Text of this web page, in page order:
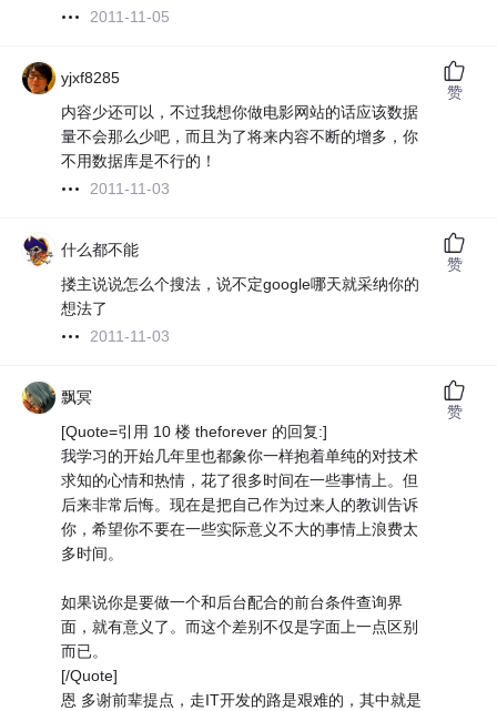
2011-11-05
yjxf8285
内容少还可以，不过我想你做电影网站的话应该数据
量不会那么少吧，而且为了将来内容不断的增多，你
不用数据库是不行的！
2011-11-03
赞
什么都不能
搂主说说怎么个搜法，说不定google哪天就采纳你的
想法了
2011-11-03
赞
飘冥
[Quote=引用 10 楼 theforever 的回复:]
我学习的开始几年里也都象你一样抱着单纯的对技术
求知的心情和热情，花了很多时间在一些事情上。但
后来非常后悔。现在是把自己作为过来人的教训告诉
你，希望你不要在一些实际意义不大的事情上浪费太
多时间。
如果说你是要做一个和后台配合的前台条件查询界
面，就有意义了。而这个差别不仅是字面上一点区别
而已。
[/Quote]
恩 多谢前辈提点，走IT开发的路是艰难的，其中就是
赞